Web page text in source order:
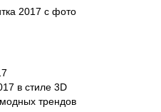
в стиле 3D
трендов